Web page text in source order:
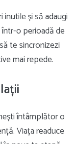
și să adaugi
o perioadă de
te sincronizezi
mai repede.
întâmplător o
Viața readuce